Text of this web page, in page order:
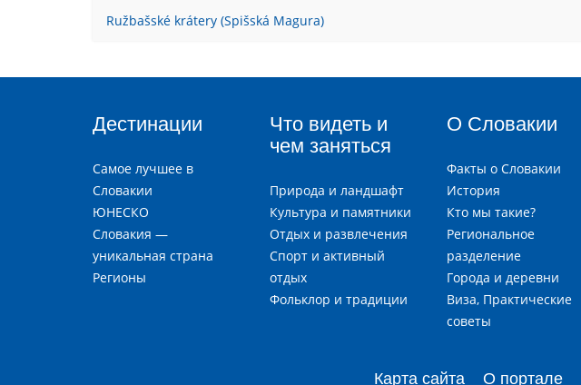
Ružbašské krátery (Spišská Magura)
Дестинации
Самое лучшее в
Словакии
ЮНЕСКО
Словакия —
уникальная страна
Регионы
Что видеть и
чем заняться
Природа и ландшафт
Культура и памятники
Отдых и развлечения
Спорт и активный
отдых
Фольклор и традиции
О Словакии
Факты о Словакии
История
Кто мы такие?
Региональное
разделение
Города и деревни
Виза, Практические
советы
Карта сайта О портале